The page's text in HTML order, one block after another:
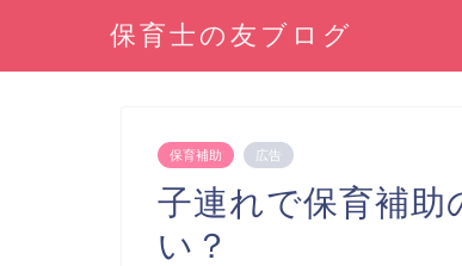
保育士の友ブログ
保育補助 広告
子連れで保育補
い？